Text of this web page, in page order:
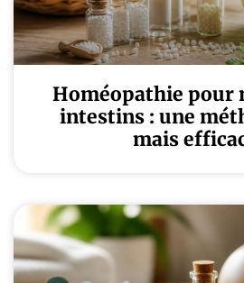
Homéopathie pour
intestins : une
mais